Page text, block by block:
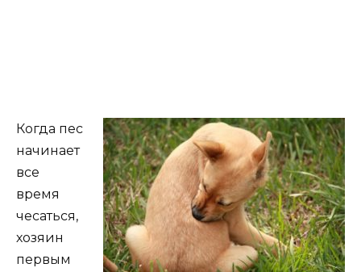
Когда пес
начинает
все
время
чесаться,
хозяин
первым